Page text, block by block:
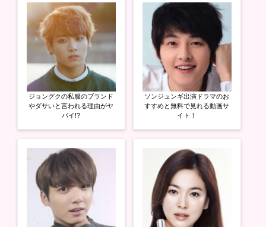
共
新
ウ
ン
ド
ウ
で
開
す
る
に
は
リ
ッ
ク
し
て
く
だ
さ
い
(
新
し
い
ウ
ド
ウ
開
き
ま
す
+
で
共
有
(
新
し
い
ウ
ィ
ン
ウ
で
開
す
ジョングクの私服のブランド
やダサいと言われる理由がヤ
バイ!?
ソンジュンギ出演ドラマのお
すすめと無料で見れる動画サ
イト！